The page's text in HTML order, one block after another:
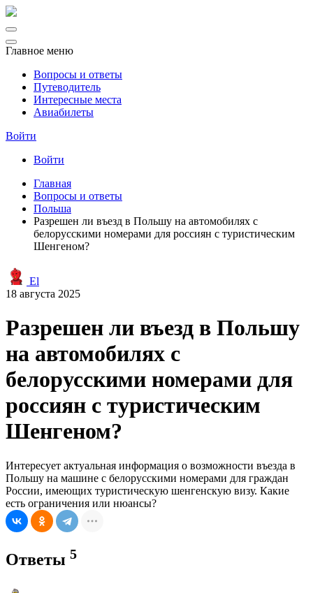
Главное меню
Вопросы и ответы
Путеводитель
Интересные места
Авиабилеты
Войти
Войти
Главная
Вопросы и ответы
Польша
Разрешен ли въезд в Польшу на автомобилях с
белорусскими номерами для россиян с туристическим
Шенгеном?
El
18 августа 2025
Разрешен ли въезд в Польшу
на автомобилях с
белорусскими номерами для
россиян с туристическим
Шенгеном?
Интересует актуальная информация о возможности въезда в
Польшу на машине с белорусскими номерами для граждан
России, имеющих туристическую шенгенскую визу. Какие
есть ограничения или нюансы?
Ответы 5